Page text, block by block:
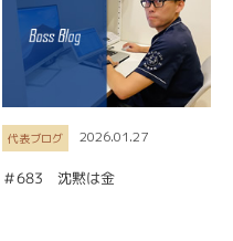
代表ブログ 2026.01.27
＃683 沈黙は金